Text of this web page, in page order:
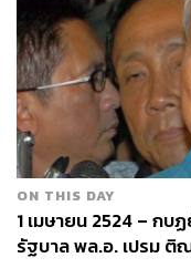
เหตุการณ์ก่อการรัฐ
ภาพ: ทีมง
ดังนั้นการเข้าอวยพรพ
พลังของกองทัพบกที่พ
ส่งสัญญาณถึงพรรคฝ่า
จะขอเปิดอภิปรายไม่ไ
เปิดอภิปรายไม่ไว้วาง
ก่อน
ON THIS DAY
1 เมษายน 2524 – กบ
รัฐบาล พล.อ. เปรม ติ